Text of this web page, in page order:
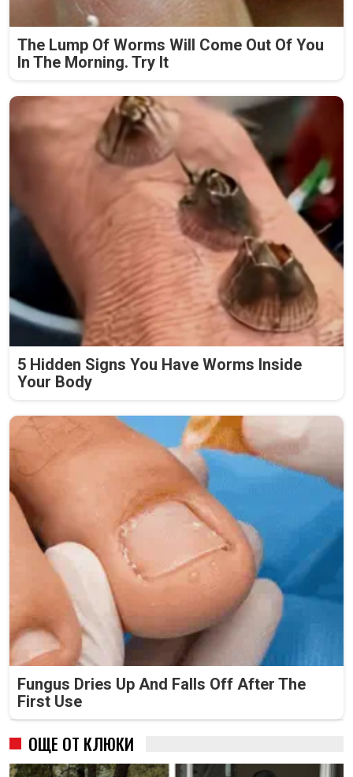
The Lump Of Worms Will Come Out Of You
In The Morning. Try It
5 Hidden Signs You Have Worms Inside
Your Body
Fungus Dries Up And Falls Off After The
First Use
ОЩЕ ОТ КЛЮКИ